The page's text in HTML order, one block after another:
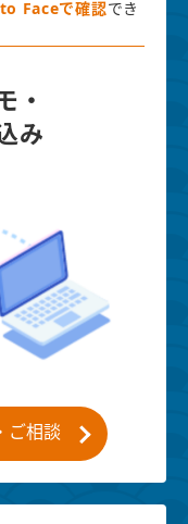
Faceで確認 でき
・
み
ご相談